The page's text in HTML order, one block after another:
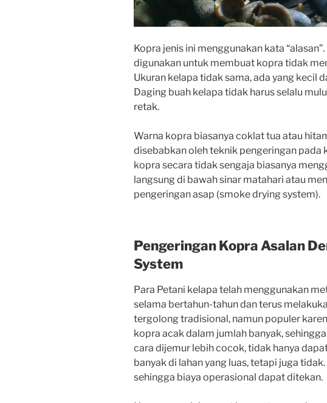
Kopra jenis ini menggunakan kata “alasan”.
digunakan untuk membuat kopra tidak
Ukuran kelapa tidaksama,ada yang kecil
Daging buah kelapa tidak harusselalu
retak.
Warna kopra biasanya coklattua atau
disebabkanolehteknik pengeringan pada
kopra secara tidaksengaja biasanya
langsung di bawahsinar matahari atau
pengeringanasap (smokedrying system).
Pengeringan Kopra Asalan
System
Para Petani kelapa telah menggunakan
selama bertahun-tahundanterus
tergolong tradisional, namun populer
kopra acakdalam jumlah banyak,sehingga
cara dijemur lebihcocok,tidak hanya
banyakdi lahanyang luas,tetapi juga tidak.
sehingga biaya operasional dapatditekan.